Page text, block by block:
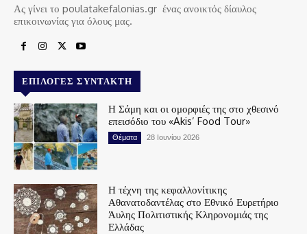
Ας γίνει το poulatakefalonias.gr ένας ανοικτός δίαυλος
επικοινωνίας για όλους μας.
ΕΠΙΛΟΓΈΣ ΣΥΝΤΆΚΤΗ
Η Σάμη και οι ομορφιές της στο χθεσινό
επεισόδιο του «Akis’ Food Tour»
Θέματα 28 Ιουνίου 2026
Η τέχνη της κεφαλλονίτικης
Αθανατοδαντέλας στο Εθνικό Ευρετήριο
Άυλης Πολιτιστικής Κληρονομιάς της
Ελλάδας